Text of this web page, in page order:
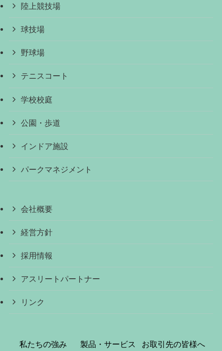
陸上競技場
球技場
野球場
テニスコート
学校校庭
公園・歩道
インドア施設
パークマネジメント
会社概要
経営方針
採用情報
アスリートパートナー
リンク
私たちの強み
製品・サービス
お取引先の皆様へ